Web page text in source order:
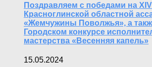
Поздравляем с победами на XIV
Красноглинской областной
«Жемчужины Поволжья», а
Городском конкурсе
мастерства «Весенняя капель»
15.05.2024